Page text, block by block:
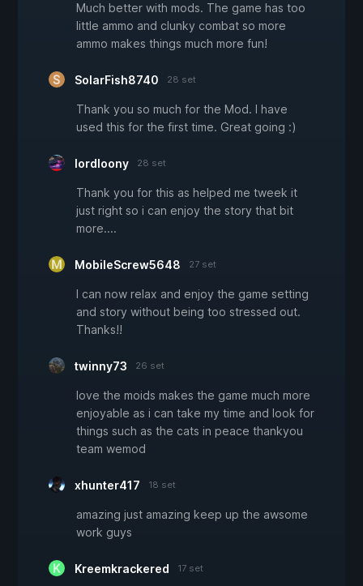
Much better with mods. The game has too
little ammo and clunky combat so more
ammo makes things much more fun!
SolarFish8740 28 set
Thank you so much for the Mod. I have
used this for the first time. Great going :)
lordloony 28 set
Thank you for this as helped me tweek it
just right so i can enjoy the story that bit
more....
MobileScrew5648 27 set
I can now relax and enjoy the game setting
and story without being too stressed out.
Thanks!!
twinny73 26 set
love the moids makes the game much more
enjoyable as i can take my time and look for
things such as the cats in peace thankyou
team wemod
xhunter417 18 set
amazing just amazing keep up the awsome
work guys
Kreemkrackered 17 set